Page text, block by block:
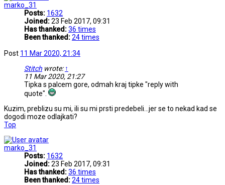
marko_31
Posts: 1632
Joined:23 Feb 2017, 09:31
Has thanked:36 times
Been thanked:24 times
Post 11 Mar 2020, 21:34
Stitch wrote: ↑
11 Mar 2020, 21:27
Tipka s palcem gore, odmah kraj tipke "reply with
quote".
Kuzim, preblizu su mi, ili su mi prsti predebeli...jer se to nekad kad se
dogodi moze odlajkati?
Top
marko_31
Posts: 1632
Joined:23 Feb 2017, 09:31
Has thanked:36 times
Been thanked:24 times